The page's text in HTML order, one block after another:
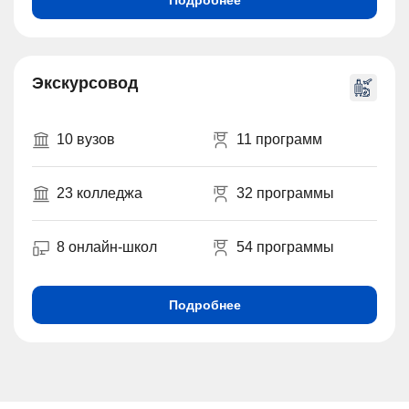
Экскурсовод
10 вузов 11 программ
23 колледжа 32 программы
8 онлайн-школ 54 программы
Подробнее